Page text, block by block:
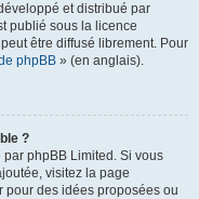
et distribué par
publié sous la licence
être diffusé librement. Pour
phpBB » (en anglais).
?
phpBB Limited. Si vous
visitez la page
pour des idées proposées ou